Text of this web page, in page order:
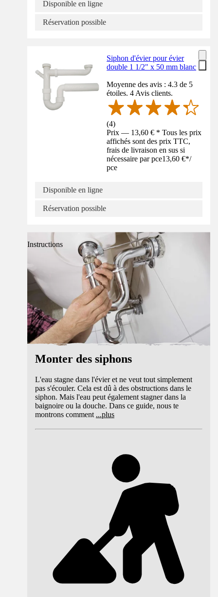
Disponible en ligne
Réservation possible
Siphon d'évier pour évier
double 1 1/2" x 50 mm blanc
Moyenne des avis : 4.3 de 5
étoiles. 4 Avis clients.
(4)
Prix — 13,60 € * Tous les prix
affichés sont des prix TTC,
frais de livraison en sus si
nécessaire par pce13,60 €*/
pce
Disponible en ligne
Réservation possible
Instructions
Monter des siphons
L'eau stagne dans l'évier et ne veut tout simplement
pas s'écouler. Cela est dû à des obstructions dans le
siphon. Mais l'eau peut également stagner dans la
baignoire ou la douche. Dans ce guide, nous te
montrons comment ...plus